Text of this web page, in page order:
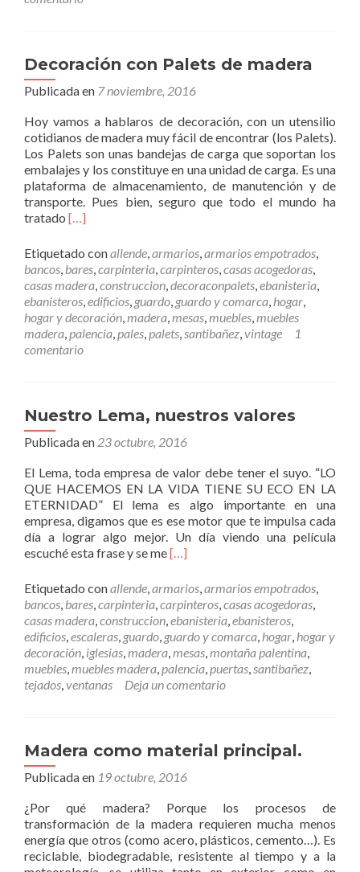
p
r
a
.
e
m
e
r
a
m
e
a
n
o
t
a
b
n
a
s
a
l
u
Decoración con Palets de madera
Publicada en 7 noviembre, 2016
Hoy vamos a hablaros de decoración, con un utensilio
cotidianos de madera muy fácil de encontrar (los Palets).
Los Palets son unas bandejas de carga que soportan los
embalajes y los constituye en una unidad de carga. Es una
plataforma de almacenamiento, de manutención y de
transporte. Pues bien, seguro que todo el mundo ha
tratado L
e
r
m
á
s
D
e
a
c
i
n
c
o
n
P
a
e
t
s
d
e
m
a
a
[…]
Etiquetado conallende,armarios,armarios empotrados,
bancos, bares,carpinteria,carpinteros,casas acogedoras,
casas madera,construccion,decoraconpalets,ebanisteria,
ebanisteros,edificios, guardo, guardo y comarca, hogar,
hogar y decoración,madera,mesas,muebles,muebles
madera,palencia,pales,palets,santibañez,vintage
1
comentario
Nuestro Lema, nuestros valores
Publicada en 23 octubre, 2016
El Lema, toda empresa de valor debe tener el suyo. “LO
QUE HACEMOS EN LA VIDA TIENE SU ECO EN LA
ETERNIDAD” El lema es algo importante en una
empresa, digamos que es ese motor que te impulsa cada
día a lograr algo mejor. Un día viendo una película
escuché esta frase y se meL
e
r
m
á
s
N
u
r
o
L
m
a
,
n
[…]
Etiquetado conallende,armarios,armarios empotrados,
bancos, bares,carpinteria,carpinteros,casas acogedoras,
casas madera,construccion,ebanisteria,ebanisteros,
edificios,escaleras, guardo, guardo y comarca, hogar, hogar y
decoración, iglesias,madera,mesas,montaña palentina,
muebles,muebles madera,palencia,puertas,santibañez,
tejados,ventanas Deja un comentario
Madera como material principal.
Publicada en 19 octubre, 2016
¿Por qué madera? Porque los procesos de
transformación de la madera requieren mucha menos
energía que otros (como acero, plásticos, cemento…). Es
reciclable, biodegradable, resistente al tiempo y a la